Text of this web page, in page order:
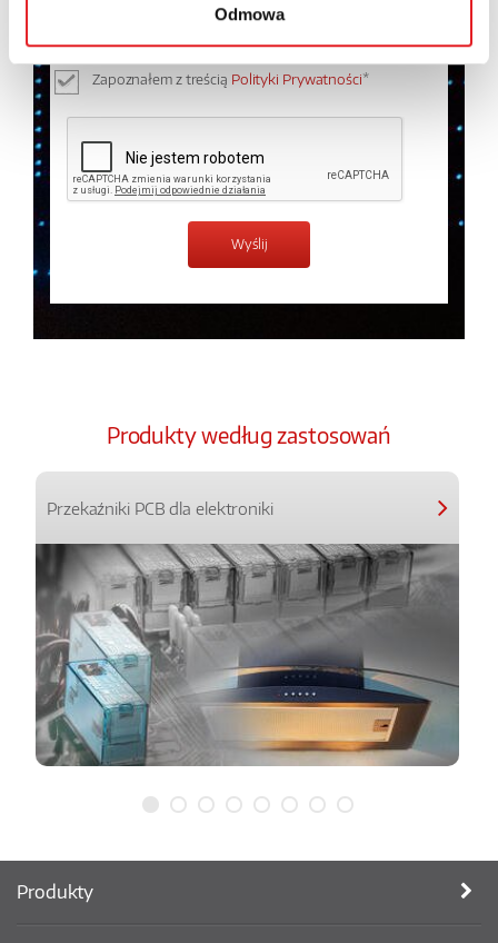
Odmowa
temat przetwarzania danych osobowych w
Zapoznałem z treścią Polityki Prywatności*
Produkty według zastosowań
Przekaźniki PCB dla elektroniki
Produkty